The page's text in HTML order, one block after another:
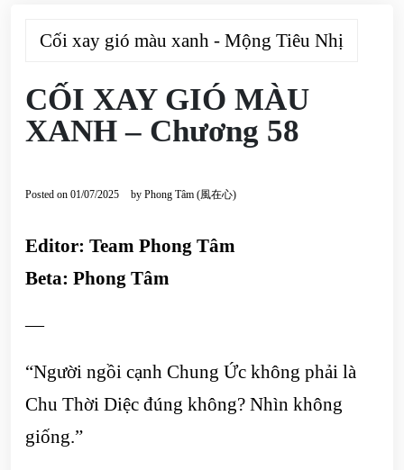
Cối xay gió màu xanh - Mộng Tiêu Nhị
CỐI XAY GIÓ MÀU
XANH – Chương 58
Posted on 01/07/2025 by Phong Tâm (風在心)
Editor: Team Phong Tâm
Beta: Phong Tâm
—
“Người ngồi cạnh Chung Ức không phải là
Chu Thời Diệc đúng không? Nhìn không
giống.”